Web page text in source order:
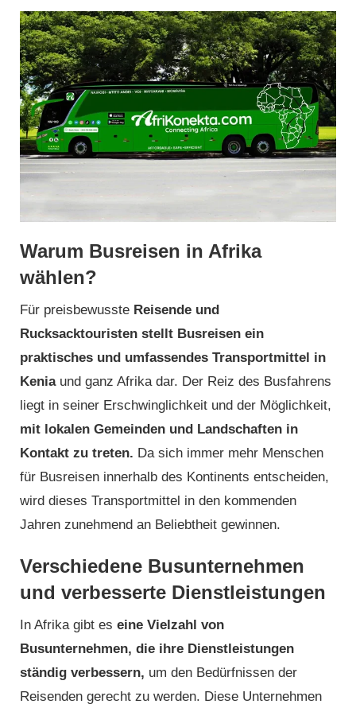
Warum Busreisen in Afrika
wählen?
Für preisbewusste Reisende und
Rucksacktouristen stellt Busreisen ein
praktisches und umfassendes Transportmittel in
Keniaund ganz Afrika dar. Der Reiz des Busfahrens
liegt in seiner Erschwinglichkeit und der Möglichkeit,
mit lokalen Gemeinden und Landschaften in
Kontakt zu treten. Da sich immer mehr Menschen
für Busreisen innerhalb des Kontinents entscheiden,
wird dieses Transportmittel in den kommenden
Jahren zunehmend an Beliebtheit gewinnen.
Verschiedene Busunternehmen
und verbesserte Dienstleistungen
In Afrika gibt es eine Vielzahl von
Busunternehmen, die ihre Dienstleistungen
ständig verbessern, um den Bedürfnissen der
Reisenden gerecht zu werden. Diese Unternehmen